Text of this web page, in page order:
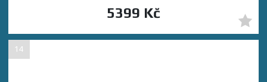
5399 Kč
14